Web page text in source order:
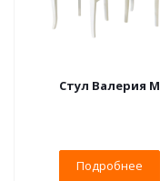
Стул Валерия М
Подробнее